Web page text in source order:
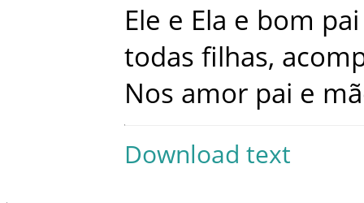
Ele e Ela e bom pai
todas filhas,
Nos amor pai e
Download text